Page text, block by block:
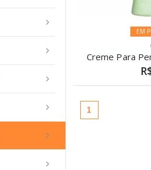
EM
1(atual)